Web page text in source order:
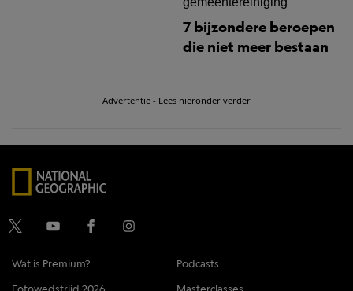
7 bijzondere beroepen
die niet meer bestaan
Advertentie - Lees hieronder verder
Wat is Premium?
Podcasts
Fotowedstrijd 2026
Masterclasses